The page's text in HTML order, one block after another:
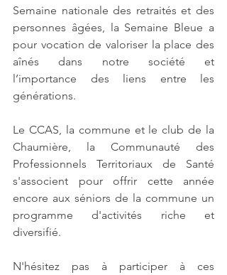
Semaine nationale des retraités et des
personnes âgées, la Semaine Bleue a
pour vocation de valoriser la place des
aînés dans notre société et
l’importance des liens entre les
générations.
Le CCAS, la commune et le club de la
Chaumière, la Communauté des
Professionnels Territoriaux de Santé
s'associent pour offrir cette année
encore aux séniors de la commune un
programme d'activités riche et
diversifié.
N'hésitez pas à participer à ces